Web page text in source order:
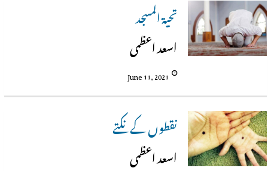
تحیۃ المسجد
اسعد اعظمی
June 11, 2021
نقطوں کے نکتے
اسعد اعظمی